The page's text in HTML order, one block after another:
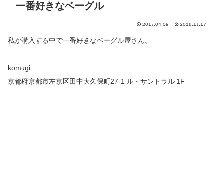
一番好きなベーグル
2017.04.08 2019.11.17
私が購入する中で一番好きなベーグル屋さん。
komugi
京都府京都市左京区田中大久保町27-1 ル・サントラル 1F